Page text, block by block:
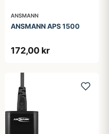
ANSMANN
ANSMANN APS 1500
172,00 kr